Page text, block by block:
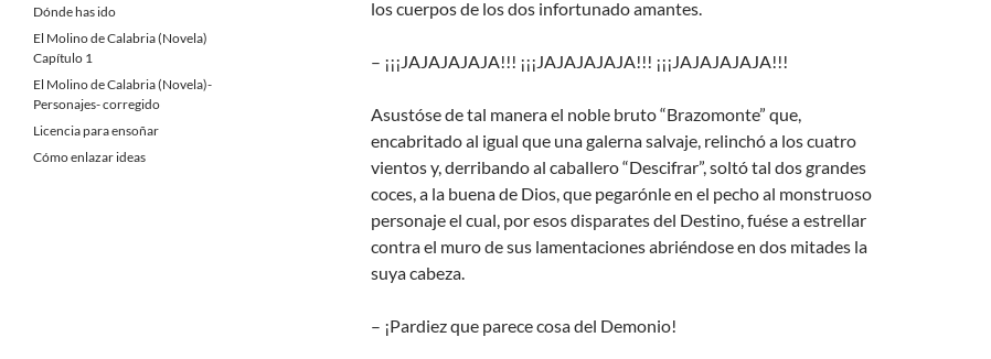
los cuerpos de los dos infortunado amantes.
– ¡¡¡JAJAJAJAJA!!! ¡¡¡JAJAJAJAJA!!! ¡¡¡JAJAJAJAJA!!!
Asustóse de tal manera el noble bruto “Brazomonte” que,
encabritado al igual que una galerna salvaje, relinchó a los cuatro
vientos y, derribando al caballero “Descifrar”, soltó tal dos grandes
coces, a la buena de Dios, que pegarónle en el pecho al monstruoso
personaje el cual, por esos disparates del Destino, fuése a estrellar
contra el muro de sus lamentaciones abriéndose en dos mitades la
suya cabeza.
– ¡Pardiez que parece cosa del Demonio!
Dónde has ido
El Molino de Calabria (Novela)
Capítulo 1
El Molino de Calabria (Novela)-
Personajes- corregido
Licencia para ensoñar
Cómo enlazar ideas